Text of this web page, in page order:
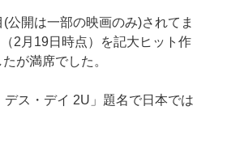
開は一部の映画のみ)されてま
2月19日時点）を記大ヒット作
が満席でした。
ス・デイ 2U」題名で日本では